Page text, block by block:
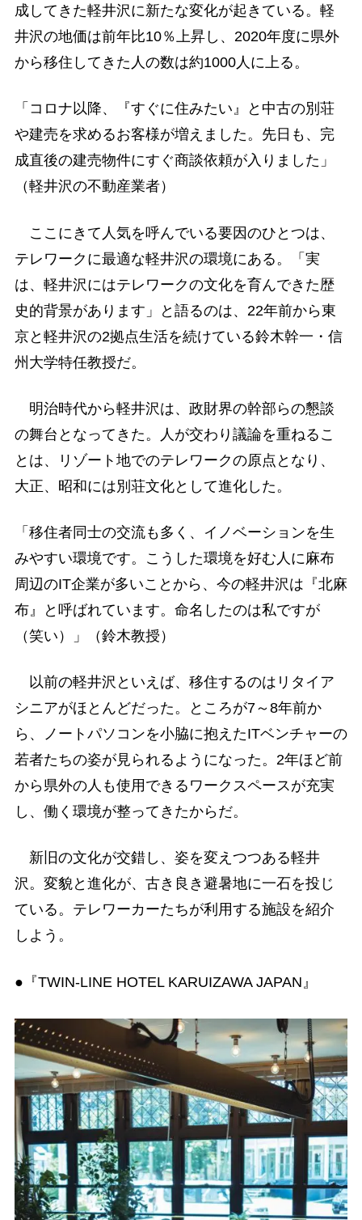
成してきた軽井沢に新たな変化が起きている。軽
井沢の地価は前年比10％上昇し、2020年度に県外
から移住してきた人の数は約1000人に上る。
「コロナ以降、『すぐに住みたい』と中古の別荘
や建売を求めるお客様が増えました。先日も、完
成直後の建売物件にすぐ商談依頼が入りました」
（軽井沢の不動産業者）
ここにきて人気を呼んでいる要因のひとつは、
テレワークに最適な軽井沢の環境にある。「実
は、軽井沢にはテレワークの文化を育んできた歴
史的背景があります」と語るのは、22年前から東
京と軽井沢の2拠点生活を続けている鈴木幹一・信
州大学特任教授だ。
明治時代から軽井沢は、政財界の幹部らの懇談
の舞台となってきた。人が交わり議論を重ねるこ
とは、リゾート地でのテレワークの原点となり、
大正、昭和には別荘文化として進化した。
「移住者同士の交流も多く、イノベーションを生
みやすい環境です。こうした環境を好む人に麻布
周辺のIT企業が多いことから、今の軽井沢は『北麻
布』と呼ばれています。命名したのは私ですが
（笑い）」（鈴木教授）
以前の軽井沢といえば、移住するのはリタイア
シニアがほとんどだった。ところが7～8年前か
ら、ノートパソコンを小脇に抱えたITベンチャーの
若者たちの姿が見られるようになった。2年ほど前
から県外の人も使用できるワークスペースが充実
し、働く環境が整ってきたからだ。
新旧の文化が交錯し、姿を変えつつある軽井
沢。変貌と進化が、古き良き避暑地に一石を投じ
ている。テレワーカーたちが利用する施設を紹介
しよう。
●『TWIN-LINE HOTEL KARUIZAWA JAPAN』